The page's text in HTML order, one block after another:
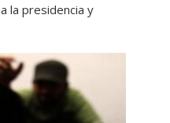
la presidencia y